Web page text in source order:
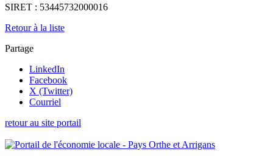
SIRET : 53445732000016
Retour à la liste
Partage
LinkedIn
Facebook
X (Twitter)
Courriel
retour au site portail